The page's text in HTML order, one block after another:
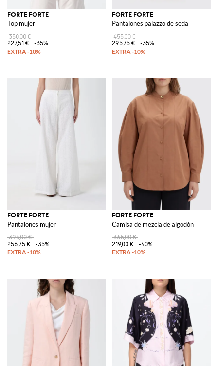
FORTE FORTE
Top mujer
350,00 €
227,51 €
-35%
FORTE FORTE
Pantalones palazzo de seda
455,00 €
295,75 €
-35%
FORTE FORTE
Pantalones mujer
395,00 €
256,75 €
-35%
FORTE FORTE
Camisa de mezcla de algodón
365,00 €
219,00 €
-40%